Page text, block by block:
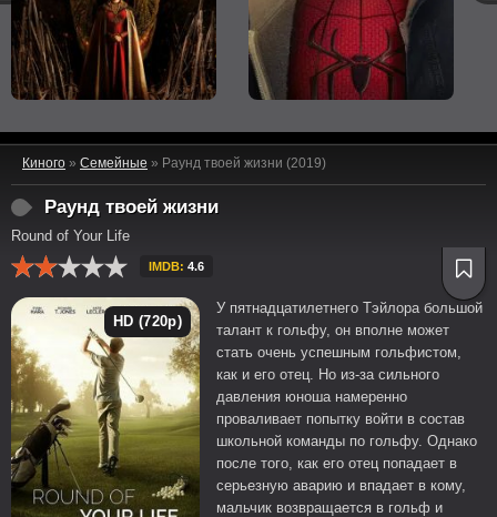
Киного » Семейные » Раунд твоей жизни (2019)
Раунд твоей жизни
Round of Your Life
IMDB: 4.6
HD (720p)
У пятнадцатилетнего Тэйлора большой
талант к гольфу, он вполне может
стать очень успешным гольфистом,
как и его отец. Но из-за сильного
давления юноша намеренно
проваливает попытку войти в состав
школьной команды по гольфу. Однако
после того, как его отец попадает в
серьезную аварию и впадает в кому,
мальчик возвращается в гольф и